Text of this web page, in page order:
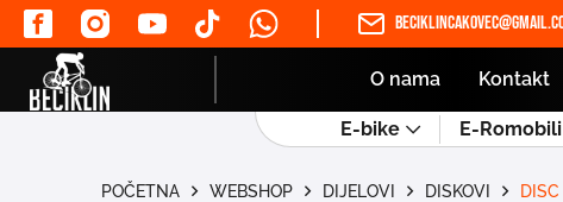
O nama Kontakt
E-bike E-Romobili
POČETNA WEBSHOP DIJELOVI DISKOVI